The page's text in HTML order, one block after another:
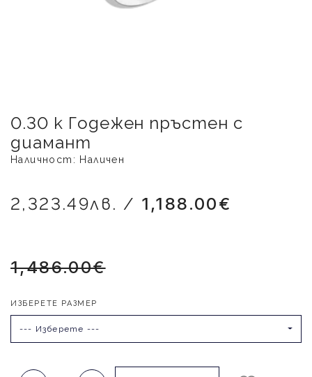
0.30 к Годежен пръстен с
диамант
Наличност: Наличен
2,323.49лв. / 1,188.00€
1,486.00€
ИЗБЕРЕТЕ РАЗМЕР
--- Изберете ---